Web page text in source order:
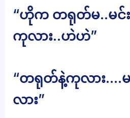
“ဟိုက တရုတ်မ..မင်
ကုလား..ဟဲဟဲ”
“တရုတ်နဲ့ကုလား….
လား”